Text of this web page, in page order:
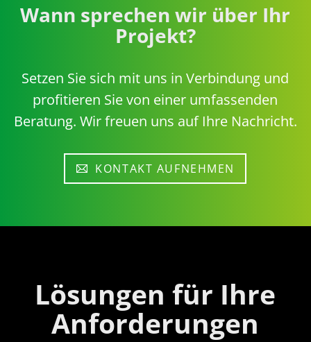
Wann sprechen wir über Ihr
Projekt?
Setzen Sie sich mit uns in Verbindung und
profitieren Sie von einer umfassenden
Beratung. Wir freuen uns auf Ihre Nachricht.
KONTAKT AUFNEHMEN
Lösungen für Ihre
Anforderungen